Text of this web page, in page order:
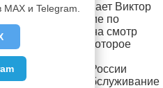
- продолжает Виктор
прошли обучение по
катеров ГИМС, на смотр
краю, которое
суда ГИМС МЧС России
техническое обслуживание
и Telegram.